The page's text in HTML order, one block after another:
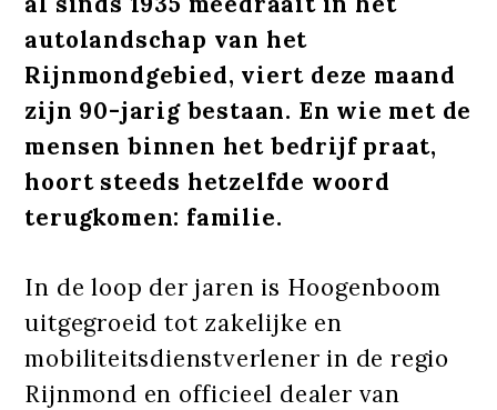
autolandschap van het
Rijnmondgebied, viert deze maand
zijn 90-jarig bestaan. En wie met de
mensen binnen het bedrijf praat,
hoort steeds hetzelfde woord
terugkomen: familie.
In de loop der jaren is Hoogenboom
uitgegroeid tot zakelijke en
mobiliteitsdienstverlener in de regio
Rijnmond en officieel dealer van